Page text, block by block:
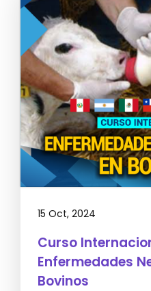
15 Oct, 2024
Curso
Enfermedades
Bovinos